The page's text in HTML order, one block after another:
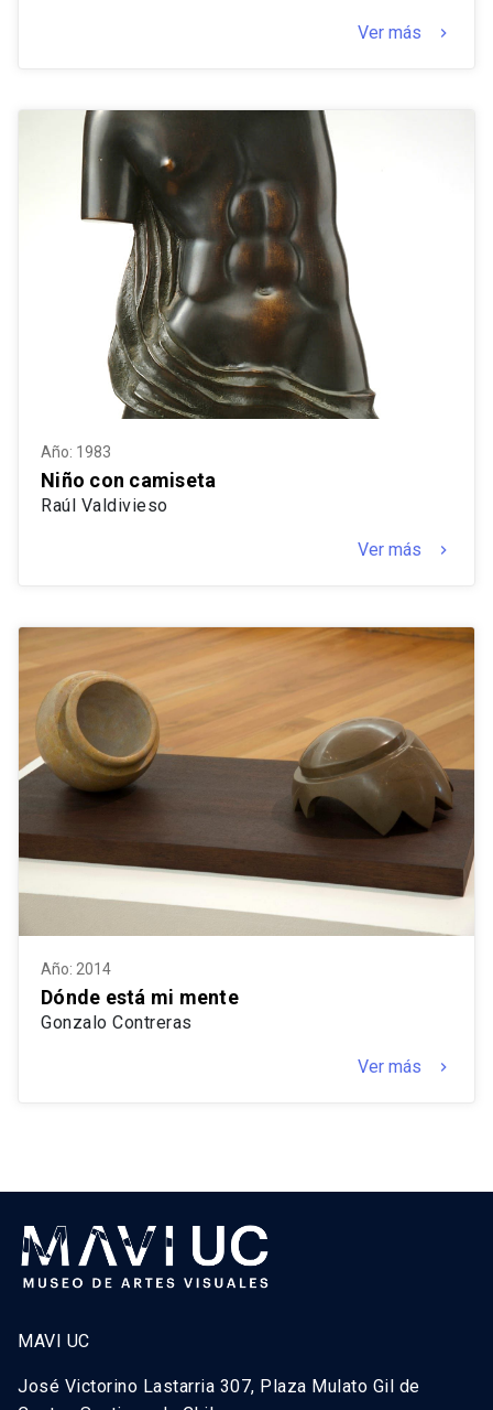
Ver más keyboard_arrow_right
Año: 1983
Niño con camiseta
Raúl Valdivieso
Ver más keyboard_arrow_right
Año: 2014
Dónde está mi mente
Gonzalo Contreras
Ver más keyboard_arrow_right
MAVI UC
José Victorino Lastarria 307, Plaza Mulato Gil de